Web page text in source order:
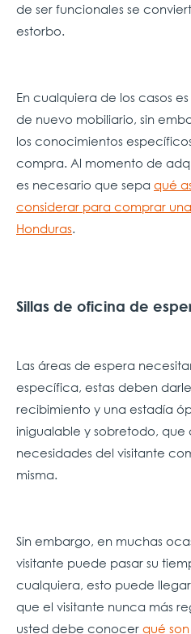
de ser funcionales se
estorbo.
En cualquiera de los casos
de nuevo mobiliario, sin
los conocimientos
compra. Al momento de
es necesario que sepa qué
considerar para comprar
Honduras.
Sillas de oficina de
Las áreas de espera
específica, estas deben
recibimiento y una estadía
inigualable y sobretodo,
necesidades del visitante
misma.
Sin embargo, en muchas
visitante puede pasar su
cualquiera, esto puede
que el visitante nunca más
usted debe conocer qué